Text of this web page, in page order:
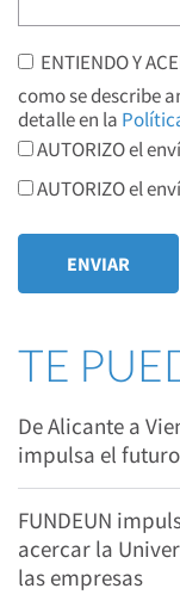
ENTIENDO Y
como se describe
detalle en la
AUTORIZO el
AUTORIZO el
TE
De Alicante a
impulsa el
FUNDEUN
acercar la
las empresas